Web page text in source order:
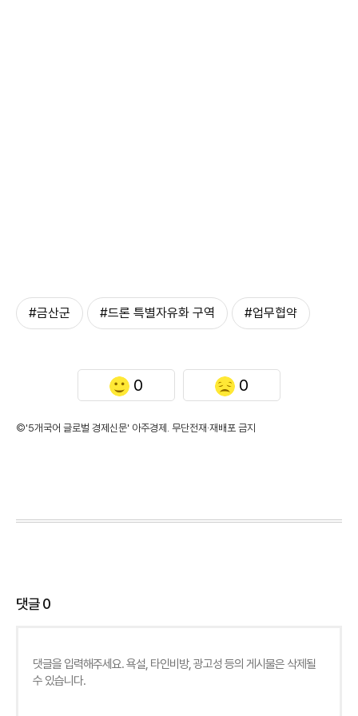
#금산군 #드론 특별자유화 구역 #업무협약
0 0
©'5개국어 글로벌 경제신문' 아주경제. 무단전재·재배포 금지
댓글0